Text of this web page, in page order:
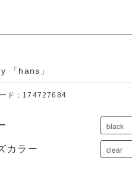
「hans」
ド：174727684
カラー